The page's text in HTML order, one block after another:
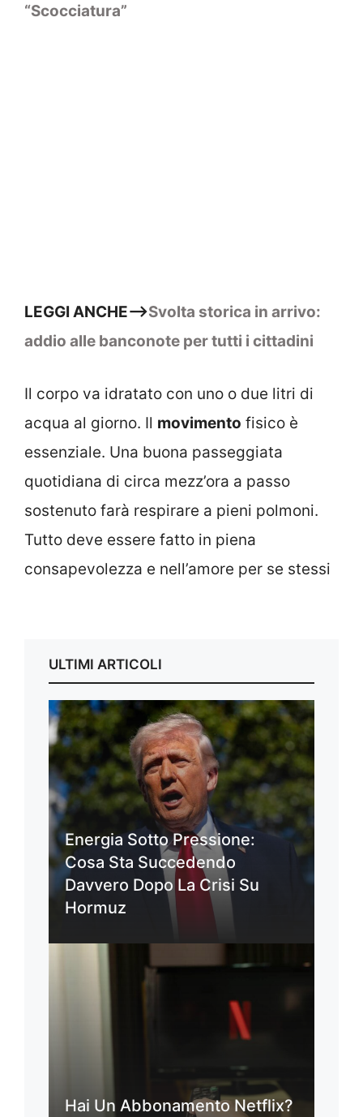
“Scocciatura”
LEGGI ANCHE–>Svolta storica in arrivo:
addio alle banconote per tutti i cittadini
Il corpo va idratato con uno o due litri di
acqua al giorno. Il movimento fisico è
essenziale. Una buona passeggiata
quotidiana di circa mezz’ora a passo
sostenuto farà respirare a pieni polmoni.
Tutto deve essere fatto in piena
consapevolezza e nell’amore per se stessi
ULTIMI ARTICOLI
Energia Sotto Pressione:
Cosa Sta Succedendo
Davvero Dopo La Crisi Su
Hormuz
Hai Un Abbonamento Netflix?